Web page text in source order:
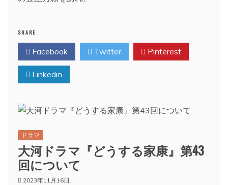
SHARE
Facebook Twitter Pinterest
Linkedin
ドラマ
大河ドラマ『どうする家康』第43
回について
2023年11月16日